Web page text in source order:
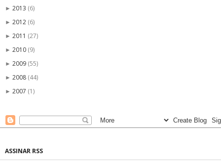
► 2013 (6)
► 2012 (6)
► 2011 (27)
► 2010 (9)
► 2009 (55)
► 2008 (44)
► 2007 (1)
ASSINAR RSS